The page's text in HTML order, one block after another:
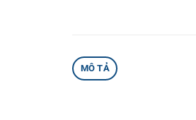
MÔ TẢ